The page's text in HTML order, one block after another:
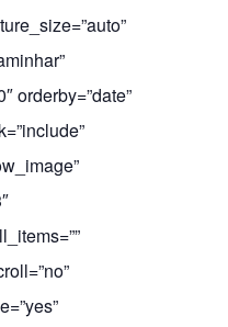
orderby=”date”